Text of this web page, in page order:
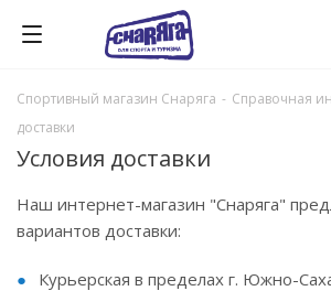
Спортивный магазин Снаряга - Справочная
доставки
Условия доставки
Наш интернет-магазин "Снаряга"
вариантов доставки:
Курьерская в пределах г. Южно-